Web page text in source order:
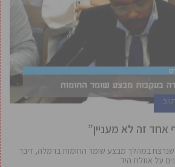
זה לא מעניין”
שנרצח במהלך מבצע שומר החומות ברמלה, דיבר
על אוזלת היד